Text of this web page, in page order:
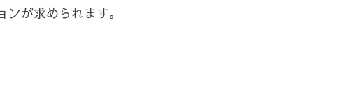
が求められます。